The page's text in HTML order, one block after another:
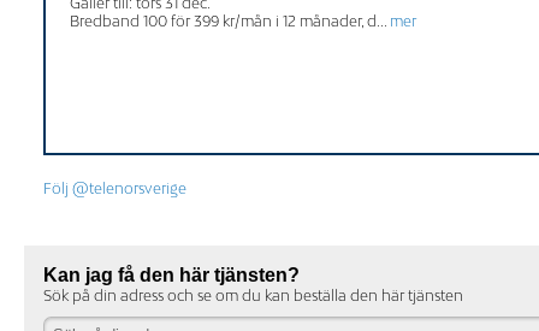
Bredband 100 för 399 kr/mån i 12 månader, d... mer
Följ @telenorsverige
Kan jag få den här tjänsten?
Sök på din adress och se om du kan beställa den här tjänsten